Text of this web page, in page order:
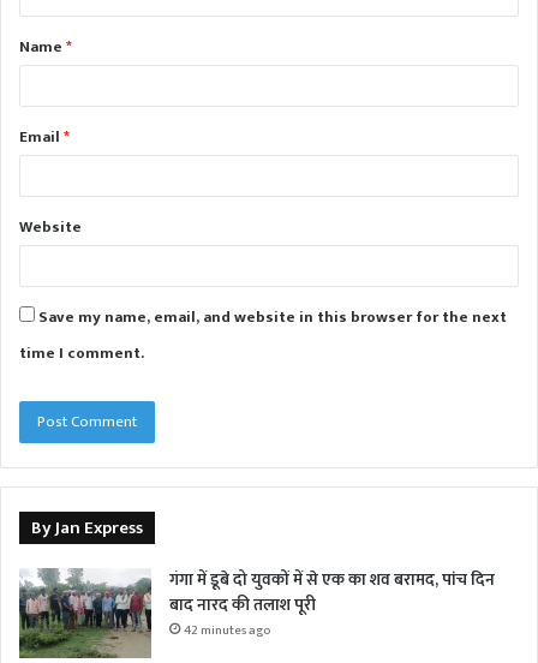
t
*Name*
Email*
Website
Save my name, email, and website in this browser for the next
time I comment.
By Jan Express
गंगा में डूबे दो युवकों में से एक का शव बरामद, पांच दिन
बाद नारद की तलाश पूरी
42 minutes ago